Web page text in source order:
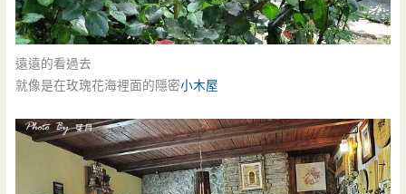
遠遠的看過去
就像是在玫瑰花海裡面的隱密小木屋